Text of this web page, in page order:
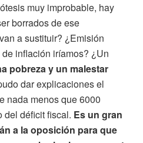
muy improbable, hay
borrados de ese
a sustituir? ¿Emisión
inflación iríamos? ¿Un
pobreza y un malestar
dar explicaciones el
nada menos que 6000
del déficit fiscal. Es un gran
a la oposición para que